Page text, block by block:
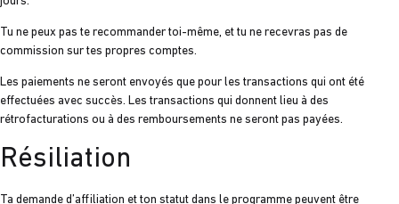
Tu ne peux pas te recommander toi-même, et tu ne recevras pas de
commission sur tes propres comptes.
Les paiements ne seront envoyés que pour les transactions qui ont été
effectuées avec succès. Les transactions qui donnent lieu à des
rétrofacturations ou à des remboursements ne seront pas payées.
Résiliation
Ta demande d’affiliation et ton statut dans le programme peuvent être